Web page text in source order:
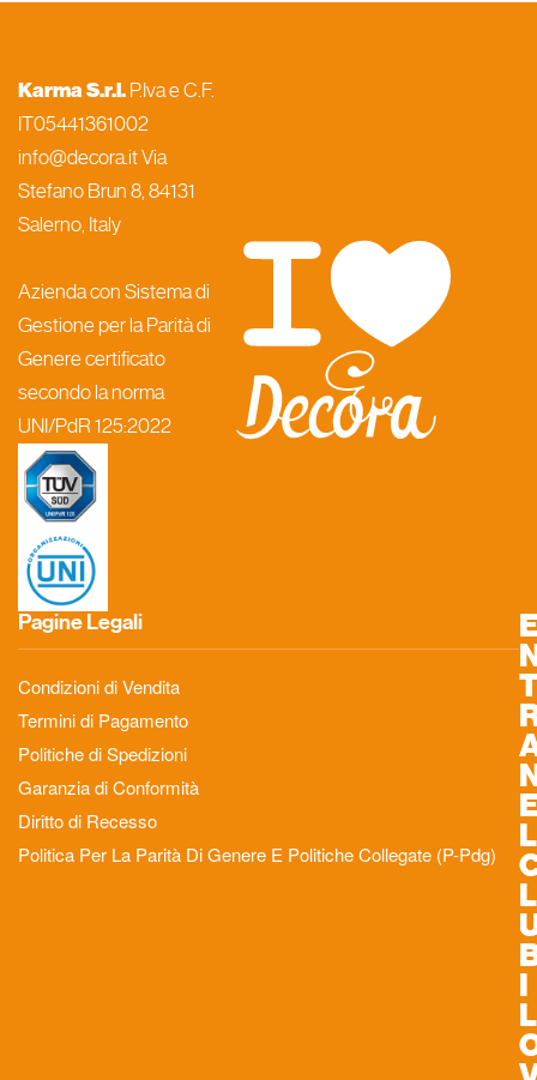
Karma S.r.l. P.Iva e C.F.
IT05441361002
info@decora.it Via
Stefano Brun 8, 84131
Salerno, Italy
Azienda con Sistema di
Gestione per la Parità di
Genere certificato
secondo la norma
UNI/PdR 125:2022
Pagine Legali
Condizioni di Vendita
Termini di Pagamento
Politiche di Spedizioni
Garanzia di Conformità
Diritto di Recesso
Politica Per La Parità Di Genere E Politiche Collegate (P-Pdg)
L
L
I
L